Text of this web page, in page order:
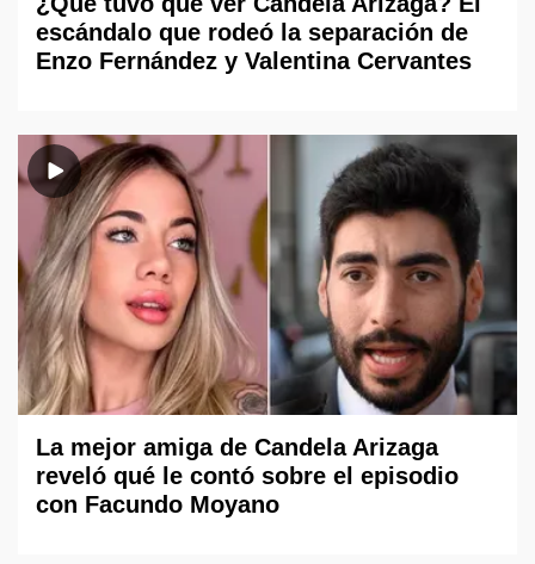
escándalo que rodeó la separación de
Enzo Fernández y Valentina Cervantes
La mejor amiga de Candela Arizaga
reveló qué le contó sobre el episodio
con Facundo Moyano